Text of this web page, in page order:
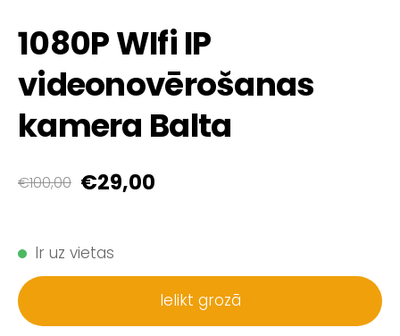
1080P WIfi IP
videonovērošanas
kamera Balta
€100,00 €29,00
Ir uz vietas
Ielikt grozā